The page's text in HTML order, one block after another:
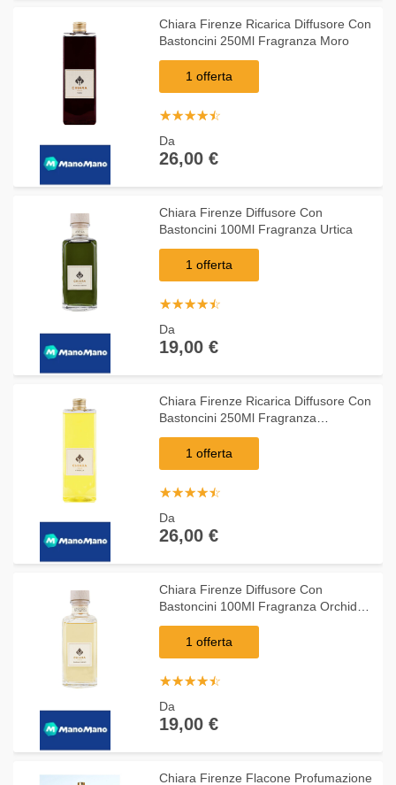
Chiara Firenze Ricarica Diffusore Con
Bastoncini 250Ml Fragranza Moro
1 offerta
☆☆☆☆☆
★★★★★
Da
26,00 €
Chiara Firenze Diffusore Con
Bastoncini 100Ml Fragranza Urtica
1 offerta
☆☆☆☆☆
★★★★★
Da
19,00 €
Chiara Firenze Ricarica Diffusore Con
Bastoncini 250Ml Fragranza
Hypericum
1 offerta
☆☆☆☆☆
★★★★★
Da
26,00 €
Chiara Firenze Diffusore Con
Bastoncini 100Ml Fragranza Orchidea
Selvatica
1 offerta
☆☆☆☆☆
★★★★★
Da
19,00 €
Chiara Firenze Flacone Profumazione